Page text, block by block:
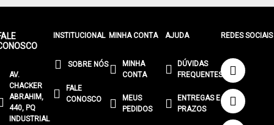
AV.
CHACKER
ABRAHIM,
440, PQ
INDUSTRIAL
INSTITUCIONAL
SOBRE NÓS
FALE
CONOSCO
MINHA CONTA
MINHA
CONTA
MEUS
PEDIDOS
AJUDA
DÚVIDAS
FREQUENTES
ENTREGAS E
PRAZOS
REDES SOCIAIS